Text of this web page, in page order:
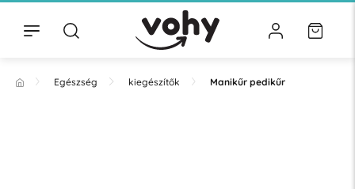
Egészség kiegészítők Manikűr pedikűr